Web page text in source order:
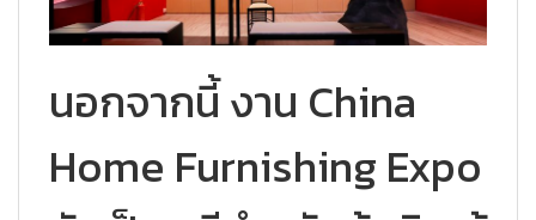
นอกจากนี้ งาน China
Home Furnishing Expo